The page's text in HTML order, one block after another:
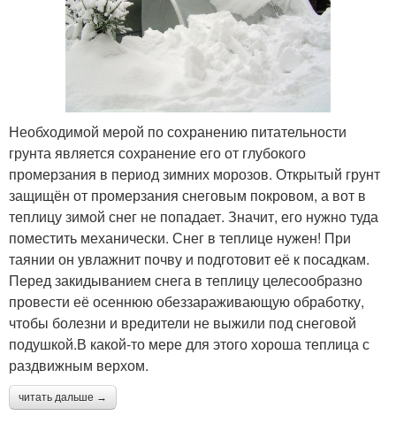
Необходимой мерой по сохранению питательности
грунта является сохранение его от глубокого
промерзания в период зимних морозов. Открытый грунт
защищён от промерзания снеговым покровом, а вот в
теплицу зимой снег не попадает. Значит, его нужно туда
поместить механически. Снег в теплице нужен! При
таянии он увлажнит почву и подготовит её к посадкам.
Перед закидыванием снега в теплицу целесообразно
провести её осеннюю обеззараживающую обработку,
чтобы болезни и вредители не выжили под снеговой
подушкой.В какой-то мере для этого хороша теплица с
раздвижным верхом.
читать дальше →